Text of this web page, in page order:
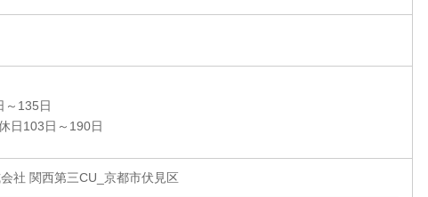
～135日
日103日～190日
社 関西第三CU_京都市伏見区